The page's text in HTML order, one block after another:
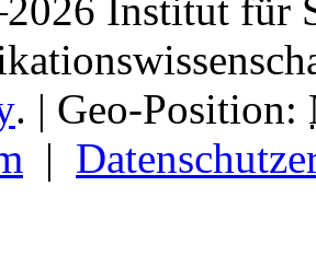
Institut für
. | Geo-Position:
|